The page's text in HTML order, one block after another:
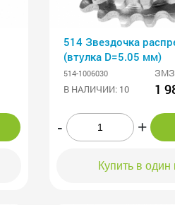
514 Звездочка
(втулка D=5.05 мм)
514-1006030
ЗМЗ
В НАЛИЧИИ: 10
1
- +
Купить в один